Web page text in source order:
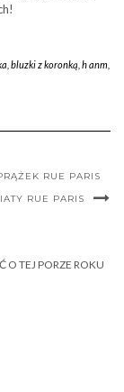
bluzki z koronką h anm
RUE PARIS
RUE PARIS
O TEJ PORZE ROKU